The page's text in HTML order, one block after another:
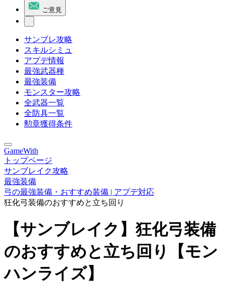
ご意見
サンブレ攻略
スキルシミュ
アプデ情報
最強武器種
最強装備
モンスター攻略
全武器一覧
全防具一覧
勲章獲得条件
GameWith
トップページ
サンブレイク攻略
最強装備
弓の最強装備・おすすめ装備 | アプデ対応
狂化弓装備のおすすめと立ち回り
【サンブレイク】狂化弓装備
のおすすめと立ち回り【モン
ハンライズ】